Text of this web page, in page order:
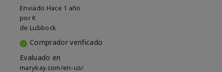
Enviado Hace 1 año
por K
de Lubbock
Comprador verificado
Evaluado en
marykay.com/en-us/